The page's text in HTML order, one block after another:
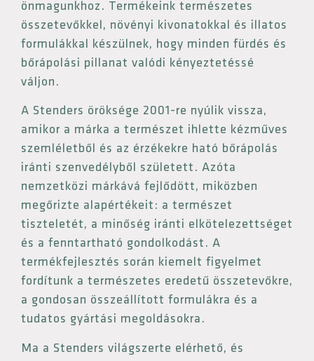
önmagunkhoz. Termékeink természetes
összetevőkkel, növényi kivonatokkal és illatos
formulákkal készülnek, hogy minden fürdés és
bőrápolási pillanat valódi kényeztetéssé
váljon.
A Stenders öröksége 2001-re nyúlik vissza,
amikor a márka a természet ihlette kézműves
szemléletből és az érzékekre ható bőrápolás
iránti szenvedélyből született. Azóta
nemzetközi márkává fejlődött, miközben
megőrizte alapértékeit: a természet
tiszteletét, a minőség iránti elkötelezettséget
és a fenntartható gondolkodást. A
termékfejlesztés során kiemelt figyelmet
fordítunk a természetes eredetű összetevőkre,
a gondosan összeállított formulákra és a
tudatos gyártási megoldásokra.
Ma a Stenders világszerte elérhető, és